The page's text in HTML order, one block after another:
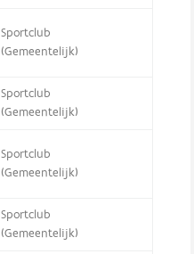
Sportclub
(Gemeentelijk)
Sportclub
(Gemeentelijk)
Sportclub
(Gemeentelijk)
Sportclub
(Gemeentelijk)